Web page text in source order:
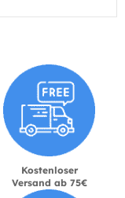
Kostenloser
Versand ab 75€